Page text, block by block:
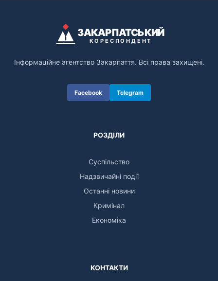
ЗАКАРПАТСЬКИЙ
КОРЕСПОНДЕНТ
Інформаційне агентство Закарпаття. Всі права захищені.
Facebook Telegram
РОЗДІЛИ
Суспільство
Надзвичайні події
Останні новини
Кримінал
Економіка
КОНТАКТИ